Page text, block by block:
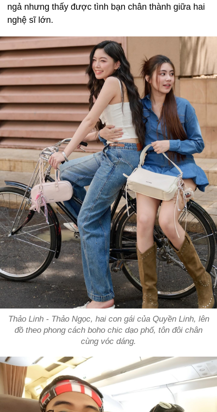
ngả nhưng thấy được tình bạn chân thành giữa hai
nghệ sĩ lớn.
Thảo Linh - Thảo Ngọc, hai con gái của Quyền Linh, lên
đồ theo phong cách boho chic dạo phố, tôn đôi chân
cùng vóc dáng.